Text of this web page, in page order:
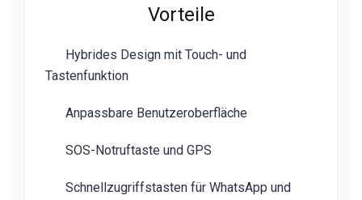
Vorteile
Hybrides Design mit Touch- und
Tastenfunktion
Anpassbare Benutzeroberfläche
SOS-Notruftaste und GPS
Schnellzugriffstasten für WhatsApp und